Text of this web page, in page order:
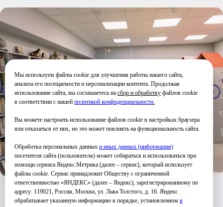
Мы используем файлы cookie для улучшения работы нашего сайта,
анализа его посещаемости и персонализации контента. Продолжая
использование сайта, вы соглашаетесь на сбор и обработку файлов cookie
в соответствии с нашей политикой конфиденциальности.
Вы можете настроить использование файлов cookie в настройках браузера
или отказаться от них, но это может повлиять на функциональность сайта.
Обработка персональных данных и иных данных (информация)
посетителя сайта (пользователя) может собираться и использоваться при
помощи сервиса Яндекс.Метрика (далее – сервис), который использует
файлы cookie. Сервис принадлежит Обществу с ограниченной
ответственностью «ЯНДЕКС» (далее – Яндекс), зарегистрированному по
адресу: 119021, Россия, Москва, ул. Льва Толстого, д. 16. Яндекс
обрабатывает указанную информацию в порядке, установленном в